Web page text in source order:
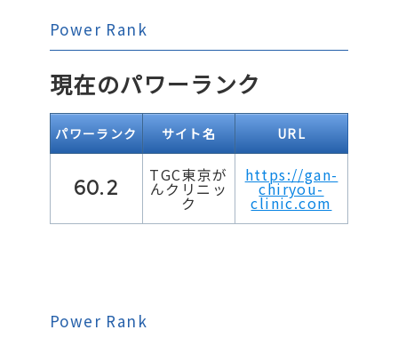
Power Rank
現在のパワーランク
パワーランク サイト名 URL
60.2
TGC東京が
んクリニッ
ク
https://gan-
chiryou-
clinic.com
Power Rank